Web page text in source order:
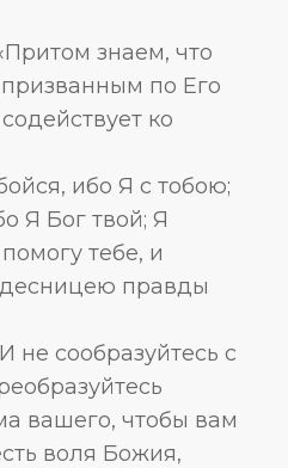
знаем, что
по Его
ко
ибо Я с тобою;
Я Бог твой; Я
тебе, и
правды
не сообразуйтесь с
вашего, чтобы вам
воля Божия,